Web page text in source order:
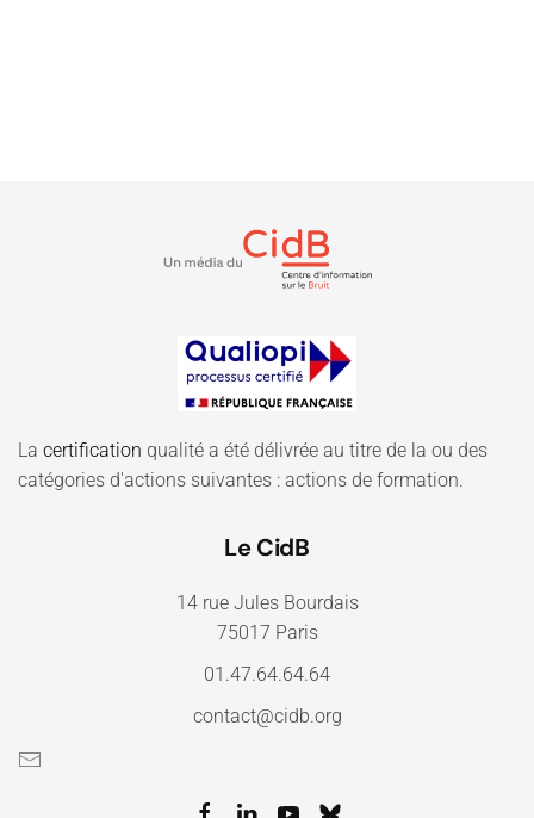
La certification qualité a été délivrée au titre de la ou des
catégories d'actions suivantes : actions de formation.
Le CidB
14 rue Jules Bourdais
75017 Paris
01.47.64.64.64
contact@cidb.org